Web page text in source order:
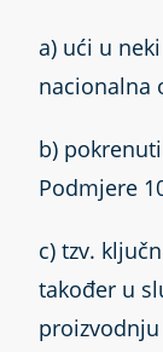
a) ući u
nacionalna
b)
Podmjere
c) tzv.
također u